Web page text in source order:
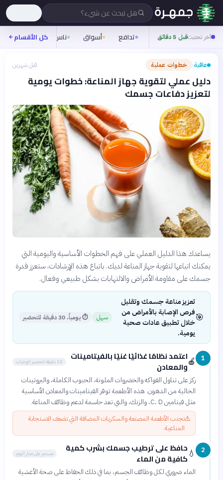
هل تبحث عن شيء؟
آخر تحديثقبل 5 دقائق تدافع أسواق ناس روح
كل الأقسام
عافية› خطوات عملية قبل شهرين
دليل عملي لتقوية جهاز المناعة: خطوات يومية
لتعزيز دفاعات جسمك
يساعدك هذا الدليل العملي على فهم الخطوات الأساسية واليومية التي
يمكنك اتباعها لتقوية جهاز المناعة لديك. باتباع هذه الإرشادات، ستعزز قدرة
جسمك على مقاومة الأمراض والالتهابات بشكل طبيعي وفعال.
🎯
تعزيز مناعة جسمك وتقليل
فرص الإصابة بالأمراض من
خلال تطبيق عادات صحية
يومية.
سهل ⏱يومياً، 30 دقيقة للتحضير
1
🍎اعتمد نظامًا غذائيًا غنيًا بالفيتامينات
والمعادن
15 دقيقة لتحضير الوجبات
ركز على تناول الفواكه والخضروات الملونة، الحبوب الكاملة، والبروتينات
الخالية من الدهون. هذه الأطعمة توفر الفيتامينات والمعادن الأساسية
مثل فيتامين C، D، والزنك، والتي تعد حاسمة لدعم وظائف المناعة.
⚠️تجنب الأطعمة المصنعة والسكريات المضافة التي تضعف الاستجابة
المناعية.
2
💧 حافظ على ترطيب جسمك بشرب كمية
كافية من الماء
مستمر على مدار اليوم
الماء ضروري لكل وظائف الجسم، بما في ذلك الحفاظ على صحة الأغشية